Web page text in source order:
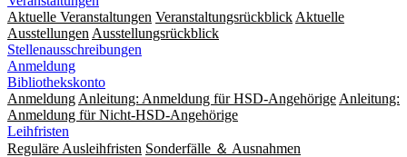
Aktuelle Veranstaltungen Veranstaltungsrückblick Aktuelle
Ausstellungen Ausstellungsrückblick
Stellenausschreibungen
Anmeldung
Bibliothekskonto
Anmeldung Anleitung: Anmeldung für HSD-Angehörige Anleitung:
Anmeldung für Nicht-HSD-Angehörige
Leihfristen
Reguläre Ausleihfristen Sonderfälle ＆ Ausnahmen